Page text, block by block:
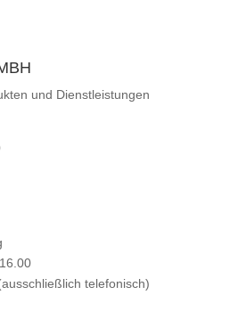
und Dienstleistungen
telefonisch)